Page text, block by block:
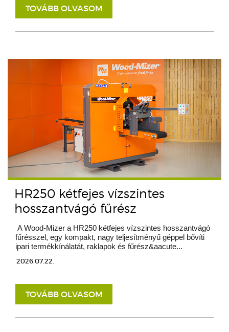
TOVÁBB OLVASOM
HR250 kétfejes vízszintes
hosszantvágó fűrész
A Wood-Mizer a HR250 kétfejes vízszintes hosszantvágó
fűrésszel, egy kompakt, nagy teljesítményű géppel bővíti
ipari termékkínálatát, raklapok és fűrész&aacute...
2026.07.22.
TOVÁBB OLVASOM